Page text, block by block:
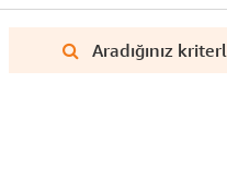
Aradığınız